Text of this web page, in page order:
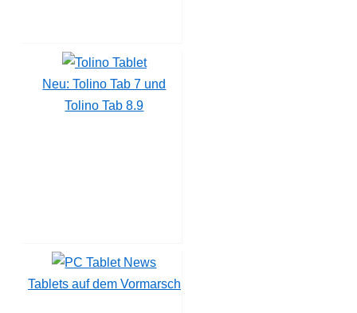
Neu: Tolino Tab 7 und
Tolino Tab 8.9
Tablets auf dem Vormarsch